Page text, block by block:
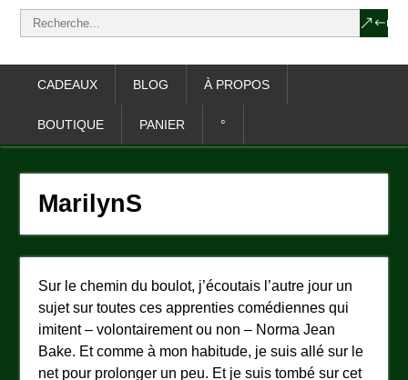
CADEAUX BLOG À PROPOS
BOUTIQUE PANIER °
MarilynS
Sur le chemin du boulot, j’écoutais l’autre jour un
sujet sur toutes ces apprenties comédiennes qui
imitent – volontairement ou non – Norma Jean
Bake. Et comme à mon habitude, je suis allé sur le
net pour prolonger un peu. Et je suis tombé sur cet